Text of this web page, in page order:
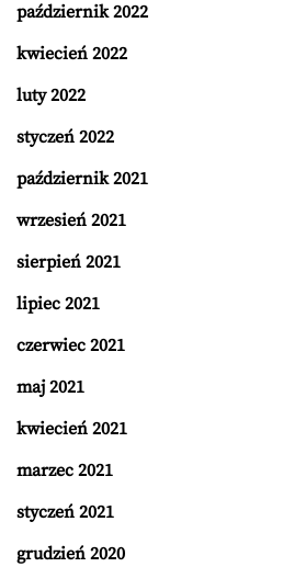
październik 2022
kwiecień 2022
luty 2022
styczeń 2022
październik 2021
wrzesień 2021
sierpień 2021
lipiec 2021
czerwiec 2021
maj 2021
kwiecień 2021
marzec 2021
styczeń 2021
grudzień 2020